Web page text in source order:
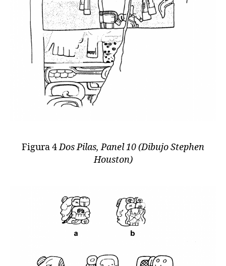
Figura 4Dos Pilas, Panel 10 (Dibujo Stephen
Houston)